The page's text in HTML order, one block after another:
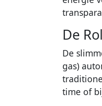
De
De
gas)
time of